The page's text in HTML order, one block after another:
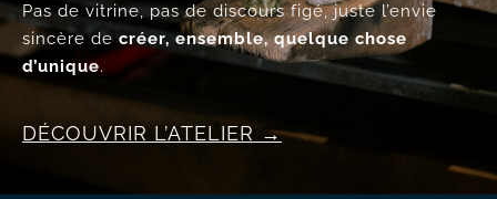
Pas de vitrine, pas de discours figé, juste l’envie
sincère de créer, ensemble, quelque chose
d’unique.
DÉCOUVRIR L’ATELIER